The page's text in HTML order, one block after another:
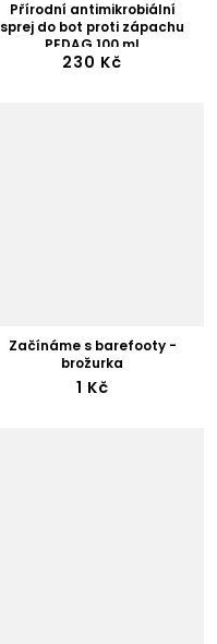
Přírodní antimikrobiální
sprej do bot proti zápachu
PEDAG 100 ml
230 Kč
Začínáme s barefooty -
brožurka
1 Kč